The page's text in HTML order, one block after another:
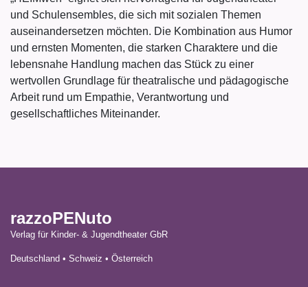
und Schulensembles, die sich mit sozialen Themen
auseinandersetzen möchten. Die Kombination aus Humor
und ernsten Momenten, die starken Charaktere und die
lebensnahe Handlung machen das Stück zu einer
wertvollen Grundlage für theatralische und pädagogische
Arbeit rund um Empathie, Verantwortung und
gesellschaftliches Miteinander.
razzoPENuto
Verlag für Kinder- & Jugendtheater GbR
Deutschland • Schweiz • Österreich